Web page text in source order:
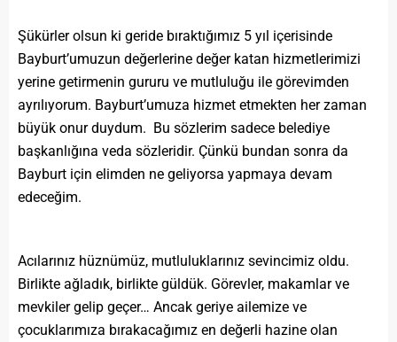
Şükürler olsun ki geride bıraktığımız 5 yıl içerisinde
Bayburt’umuzun değerlerine değer katan hizmetlerimizi
yerine getirmenin gururu ve mutluluğu ile görevimden
ayrılıyorum. Bayburt’umuza hizmet etmekten her zaman
büyük onur duydum. Bu sözlerim sadece belediye
başkanlığına veda sözleridir. Çünkü bundan sonra da
Bayburt için elimden ne geliyorsa yapmaya devam
edeceğim.
Acılarınız hüznümüz, mutluluklarınız sevincimiz oldu.
Birlikte ağladık, birlikte güldük. Görevler, makamlar ve
mevkiler gelip geçer… Ancak geriye ailemize ve
çocuklarımıza bırakacağımız en değerli hazine olan